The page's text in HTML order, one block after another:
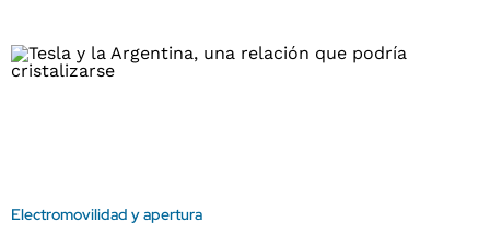
Electromovilidad y apertura